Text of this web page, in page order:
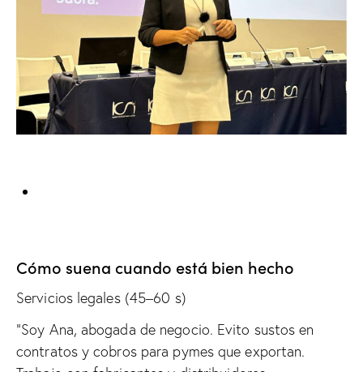
Cómo suena cuando está bien hecho
Servicios legales (45–60 s)
“Soy Ana, abogada de negocio. Evito sustos en
contratos y cobros para pymes que exportan.